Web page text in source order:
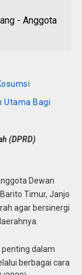
- Anggota
Utama Bagi
(DPRD)
Dewan
Timur, Janjo
agar bersinergi
penting dalam
berbagai cara